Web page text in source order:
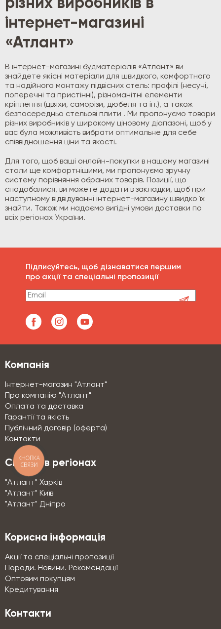
різних виробників в
інтернет-магазині
«Атлант»
В інтернет-магазині будматеріалів «Атлант» ви
знайдете якісні матеріали для швидкого, комфортного
та надійного монтажу підвісних стель: профілі (несучі,
поперечні та пристінні), різноманітні елементи
кріплення (цвяхи, саморізи, дюбеля та ін.), а також
безпосередньо стельові плити . Ми пропонуємо товари
різних виробників у широкому ціновому діапазоні, щоб у
вас була можливість вибрати оптимальне для себе
співвідношення ціни та якості.
Для того, щоб ваші онлайн-покупки в нашому магазині
стали ще комфортнішими, ми пропонуємо зручну
систему порівняння обраних товарів. Позиції, що
сподобалися, ви можете додати в закладки, щоб при
наступному відвідуванні інтернет-магазину швидко їх
знайти. Також ми надаємо вигідні умови доставки по
всіх регіонах України.
Підписуйтесь, щоб дізнаватися першим
про акції та спеціальні пропозиції
Компанія
Інтернет-магазин "Атлант"
Про компанію "Атлант"
Оплата та доставка
Гарантії та якість
Публічний договір (оферта)
Контакти
Склади в регіонах
"Атлант" Харків
"Атлант" Київ
"Атлант" Дніпро
Корисна інформація
Акції та спеціальні пропозиції
Поради. Новини. Рекомендації
Оптовим покупцям
Кредитування
Контакти
КНОПКА
СВЯЗИ